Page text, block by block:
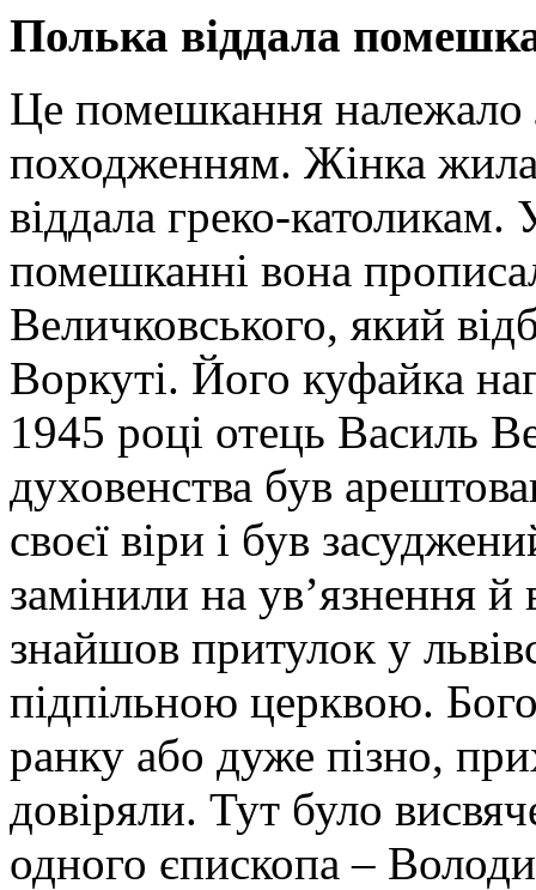
Полька віддала
Це помешкання належало
походженням. Жінка жила
віддала греко-
помешканні вона
Величковського, який
Воркуті. Його куфайка
1945 році отець Василь
духовенства був
своєї віри і був
замінили на ув’язнення й
знайшов притулок у
підпільною церквою.
ранку або дуже пізно,
довіряли. Тут було
одного єпископа –